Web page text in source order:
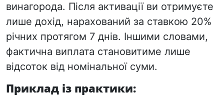
винагорода. Після активації ви отримуєте
лише дохід, нарахований за ставкою 20%
річних протягом 7 днів. Іншими словами,
фактична виплата становитиме лише
відсоток від номінальної суми.
Приклад із практики: